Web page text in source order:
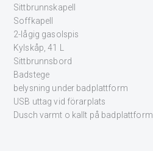
Sittbrunnskapell
Soffkapell
2-lågig gasolspis
Kylskåp, 41 L
Sittbrunnsbord
Badstege
belysning under badplattform
USB uttag vid förarplats
Dusch varmt o kallt på badplattform